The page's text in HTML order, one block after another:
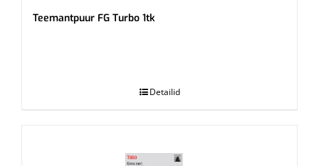
Teemantpuur FG Turbo 1tk
Detailid